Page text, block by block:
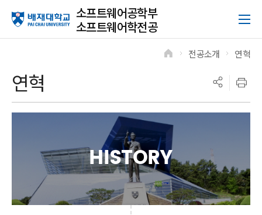
소프트웨어공학부
소프트웨어학전공
연혁
전공소개 연혁
HISTORY